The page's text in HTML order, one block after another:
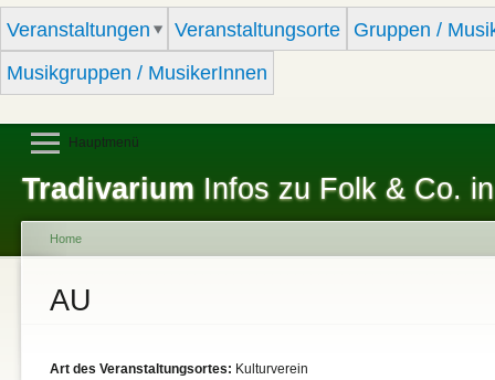
Veranstaltungen Veranstaltungsorte
Gruppen /
Musikgruppen / MusikerInnen
Tradivarium Infos zu Folk & Co.
Hauptmenü
You are here
Home
AU
Art des Veranstaltungsortes: Kulturverein